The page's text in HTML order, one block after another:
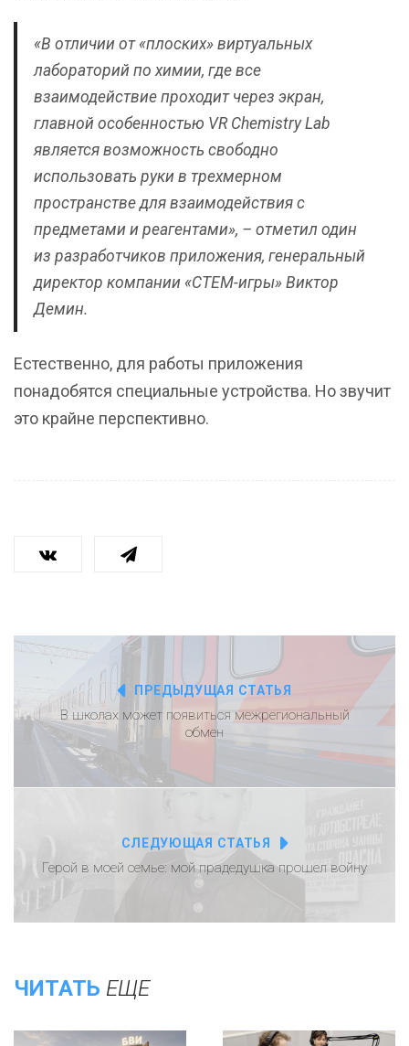
«В отличии от «плоских» виртуальных
лабораторий по химии, где все
взаимодействие проходит через экран,
главной особенностью VR Chemistry Lab
является возможность свободно
использовать руки в трехмерном
пространстве для взаимодействия с
предметами и реагентами», – отметил один
из разработчиков приложения, генеральный
директор компании «СТЕМ-игры» Виктор
Демин.
Естественно, для работы приложения
понадобятся специальные устройства. Но звучит
это крайне перспективно.
ПРЕДЫДУЩАЯ СТАТЬЯ
В школах может появиться межрегиональный
обмен
СЛЕДУЮЩАЯ СТАТЬЯ
Герой в моей семье: мой прадедушка прошел войну
ЧИТАТЬ ЕЩЕ